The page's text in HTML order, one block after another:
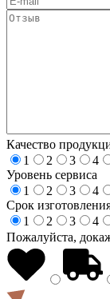
Качество
1
2 3 4
Уровень сервиса
1
2 3 4
Срок
1
2 3 4
Пожалуйста,